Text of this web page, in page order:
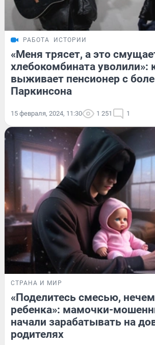
РАБОТА ИСТОРИИ
«Меня трясет, а это
хлебокомбината уволили»:
выживает пенсионер с
Паркинсона
15 февраля, 2024, 11:30 1 251 1
СТРАНА И МИР
«Поделитесь смесью,
ребенка»: мамочки-
начали зарабатывать на
родителях